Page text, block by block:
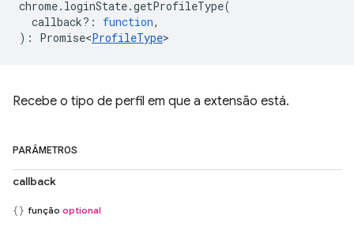
chrome. loginState.getProfileType(
callback? : function,
) : Promise<ProfileType>
Recebe o tipo de perfil em que a extensão está.
PARÂMETROS
callback
função optional